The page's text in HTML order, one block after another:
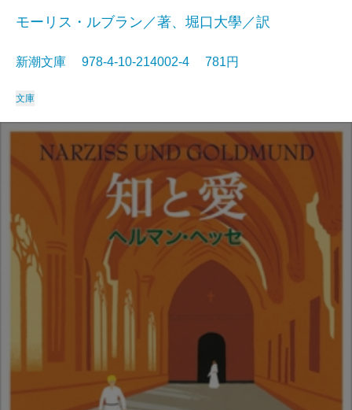
モーリス・ルブラン／著、堀口大學／訳
新潮文庫 978-4-10-214002-4 781円
文庫